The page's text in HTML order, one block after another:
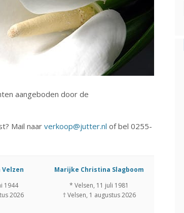
aangeboden door de
Mail naarverkoop@jutter.nl of bel 0255-
Velzen
1944
2026
Marijke Christina Slagboom
* Velsen, 11 juli 1981
† Velsen, 1 augustus 2026